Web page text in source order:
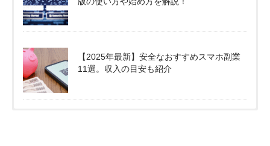
【2025年最新】安全なおすすめスマホ副業
11選。収入の目安も紹介